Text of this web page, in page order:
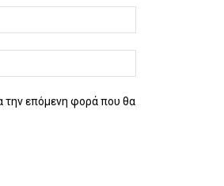
την επόμενη φορά που θα